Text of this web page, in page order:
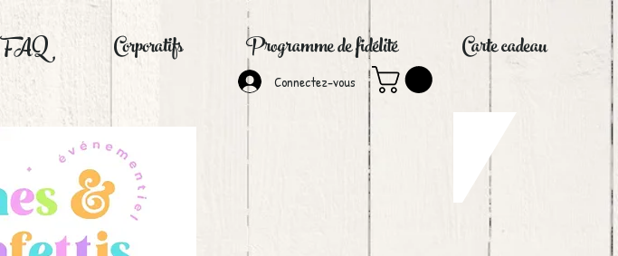
FAQ Corporatifs Programme de fidélité Carte cadeau
Connectez-vous